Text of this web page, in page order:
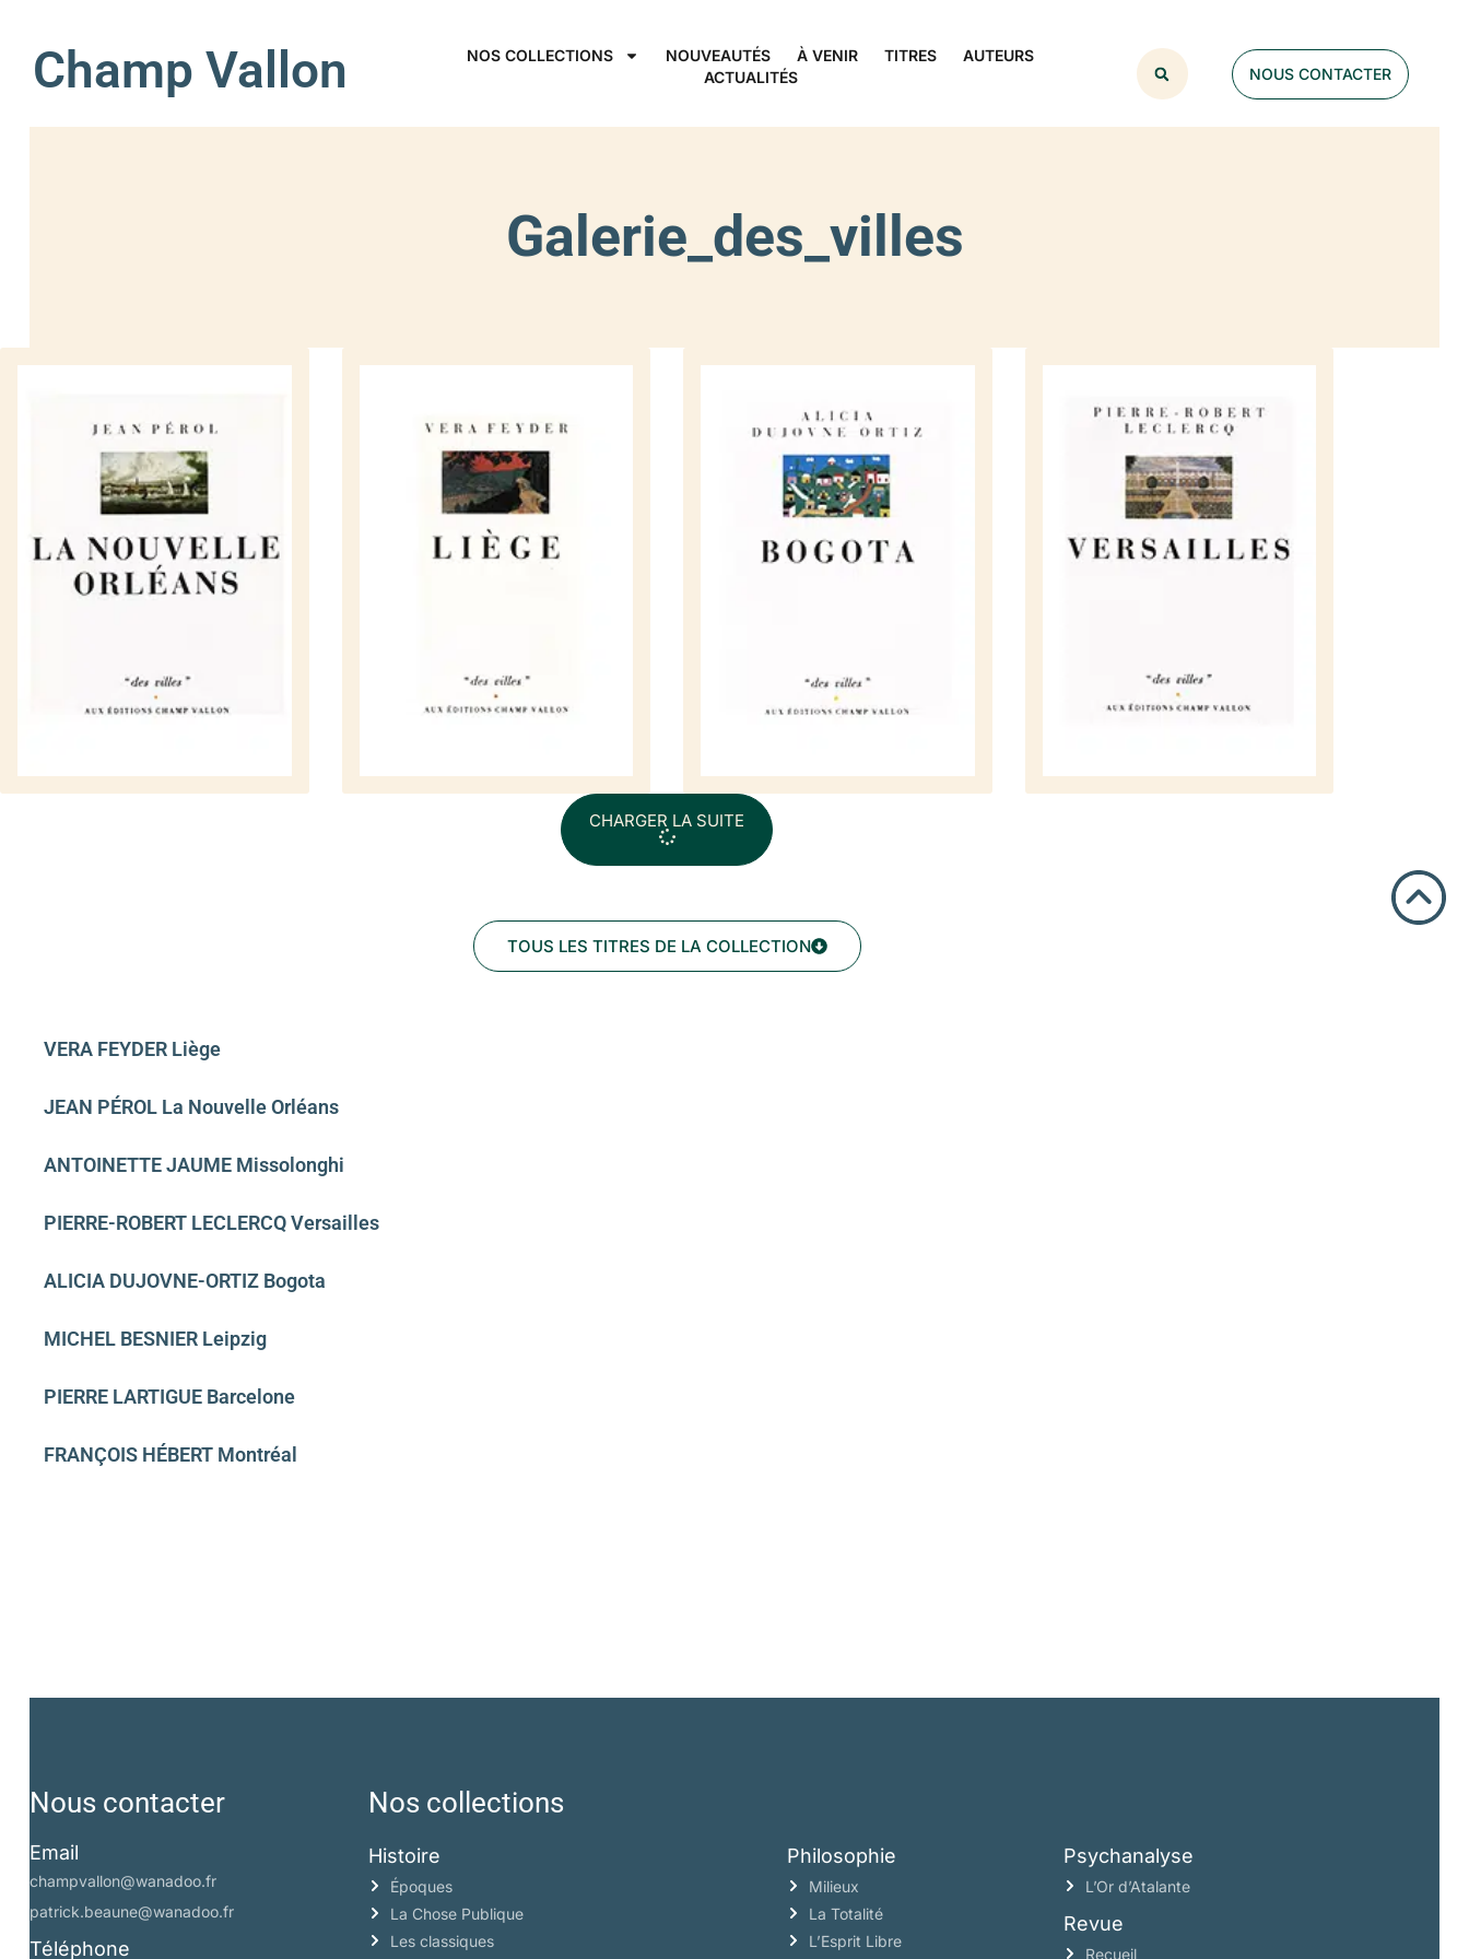
Champ Vallon NOS COLLECTIONS NOUVEAUTÉS À VENIR TITRES
AUTEURS
ACTUALITÉS
NOUS CONTACTER
Galerie_des_villes
TOUS LES TITRES DE LA COLLECTION
CHARGER LA SUITE
VERA FEYDER Liège
JEAN PÉROL La Nouvelle Orléans
ANTOINETTE JAUME Missolonghi
PIERRE-ROBERT LECLERCQ Versailles
ALICIA DUJOVNE-ORTIZ Bogota
MICHEL BESNIER Leipzig
PIERRE LARTIGUE Barcelone
FRANÇOIS HÉBERT Montréal
Nous contacter
Email
champvallon@wanadoo.fr
patrick.beaune@wanadoo.fr
Téléphone
Nos collections
Histoire
Époques
La Chose Publique
Les classiques
Philosophie
Milieux
La Totalité
L’Esprit Libre
Psychanalyse
L’Or d’Atalante
Revue
Recueil